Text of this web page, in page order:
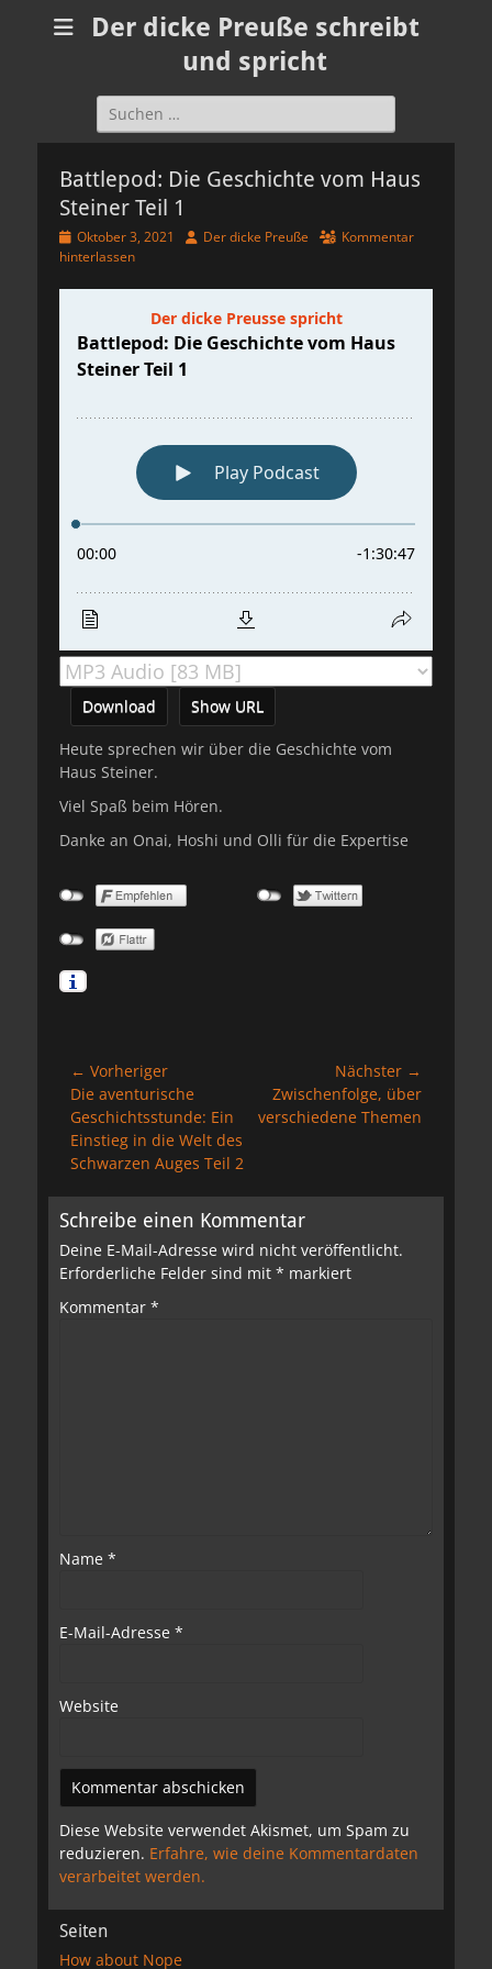
Der dicke Preuße schreibt
und spricht
Suchen
nach:
Battlepod: Die Geschichte vom Haus
Steiner Teil 1
Veröffentlicht
am
Oktober 3, 2021 AutorDer dicke Preuße
Kommentar
hinterlassen
Download Show URL
Heute sprechen wir über die Geschichte vom
Haus Steiner.
Viel Spaß beim Hören.
Danke an Onai, Hoshi und Olli für die Expertise
Beitragsnavigation
← Vorheriger
Vorheriger
Beitrag:
Die aventurische
Geschichtsstunde: Ein
Einstieg in die Welt des
Schwarzen Auges Teil 2
Nächster →
Nächster
Beitrag:
Zwischenfolge, über
verschiedene Themen
Schreibe einen Kommentar
Deine E-Mail-Adresse wird nicht veröffentlicht.
Erforderliche Felder sind mit * markiert
Kommentar *
Name *
E-Mail-Adresse *
Website
Diese Website verwendet Akismet, um Spam zu
reduzieren. Erfahre, wie deine Kommentardaten
verarbeitet werden.
Seiten
How about Nope